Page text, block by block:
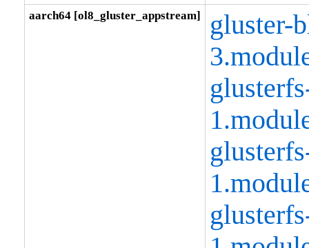
aarch64 [ol8_gluster_appstream]
gluster-